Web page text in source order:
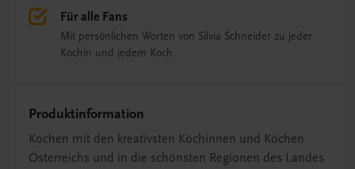
Für alle Fans
Mit persönlichen Worten von Silvia Schneider zu jeder
Köchin und jedem Koch.
Produktinformation
Kochen mit den kreativsten Köchinnen und Köchen
Österreichs und in die schönsten Regionen des Landes